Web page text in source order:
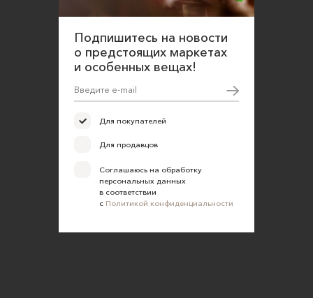
Оферта для продавцов
Оферта для покупателей
Политика конфиденциальности
Согласие на обработку персональных данных
Подпишитесь на новости
о предстоящих маркетах
и особенных вещах!
Для покупателей
Для продавцов
Соглашаюсь на обработку
персональных данных
в соответствии
с Политикой конфиденциальности